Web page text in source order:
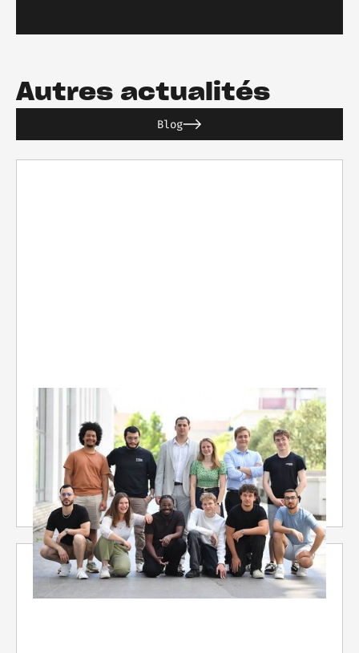
Autres actualités
Blog
Un an de partenariat entre OTERIA et Racine pour
former les futurs DPO
Une année d’enseignements croisés entre droit
du numérique et cybersécurité pour répondre
aux nouveaux défis du métier de DPO.
6/7/2026 3 min